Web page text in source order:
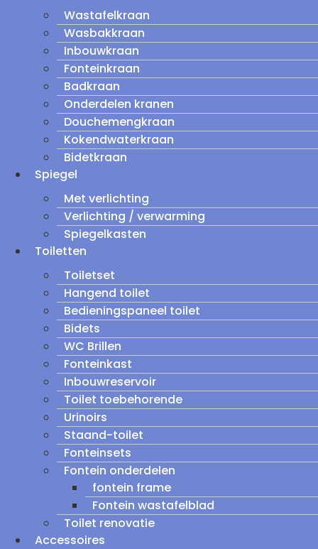
Wastafelkraan
Wasbakkraan
Inbouwkraan
Fonteinkraan
Badkraan
Onderdelen kranen
Douchemengkraan
Kokendwaterkraan
Bidetkraan
Spiegel
Met verlichting
Verlichting / verwarming
Spiegelkasten
Toiletten
Toiletset
Hangend toilet
Bedieningspaneel toilet
Bidets
WC Brillen
Fonteinkast
Inbouwreservoir
Toilet toebehorende
Urinoirs
Staand-toilet
Fonteinsets
Fontein onderdelen
fontein frame
Fontein wastafelblad
Toilet renovatie
Accessoires